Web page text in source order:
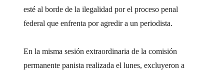
esté al borde de la ilegalidad por el proceso penal
federal que enfrenta por agredir a un periodista.
En la misma sesión extraordinaria de la comisión
permanente panista realizada el lunes, excluyeron a